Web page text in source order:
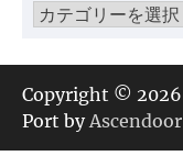
カ
ゴ
リ
ー
Copyright © 2026
Port byAscendoor